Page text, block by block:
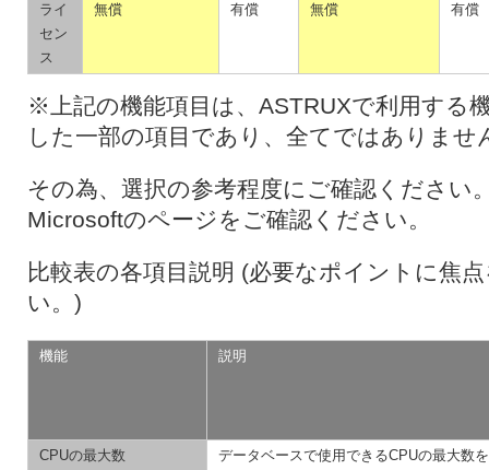
ライ
セン
ス
無償 有償 無償 有償
※上記の機能項目は、ASTRUXで利用する
した一部の項目であり、全てではありませ
その為、選択の参考程度にご確認ください
Microsoftのページをご確認ください。
比較表の各項目説明 (必要なポイントに焦
い。)
機能 説明
CPUの最大数
データベースで使用できるCPUの最大数